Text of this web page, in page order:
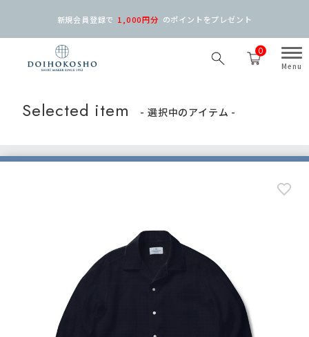
0
新規会員登録で 1,000円分 のポイントをプレゼント
Selected item - 選択中のアイテム -